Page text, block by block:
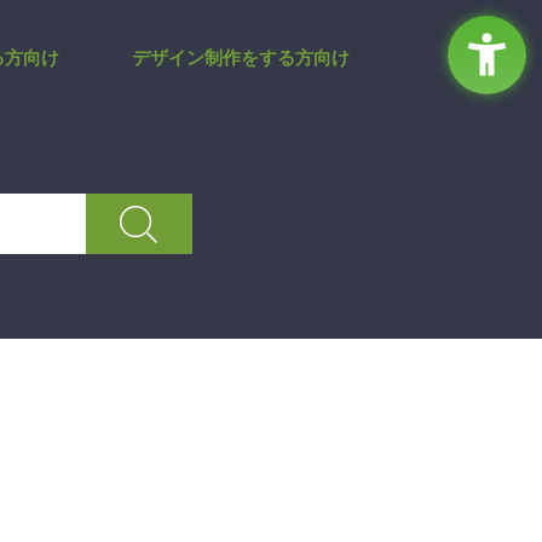
ト
方向け デザイン制作をする方向け